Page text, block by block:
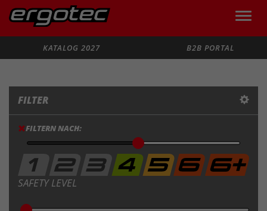
Toggle
KATALOG 2027
B2B PORTAL
FILTER
FILTERN NACH:
SAFETY LEVEL